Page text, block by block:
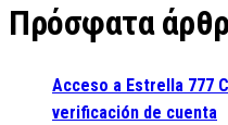
Πρόσφατα
Acceso a Estrella 777
verificación de cuenta